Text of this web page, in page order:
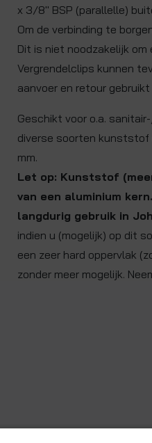
x 3/8" BSP (parallelle)
Om de verbinding te
Dit is niet noodzakelijk
Vergrendelclips kunnen
aanvoer en retour gebruikt
Geschikt voor o.a.
diverse soorten kunststof
mm.
Let op: Kunststof
van een aluminium
langdurig gebruik in
indien u (mogelijk) op dit
een zeer hard oppervlak
zonder meer mogelijk.